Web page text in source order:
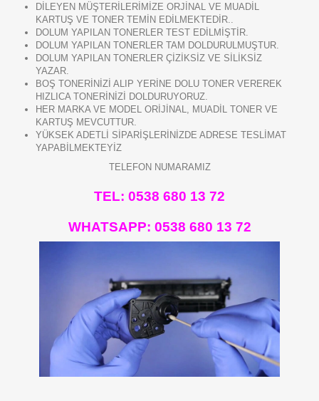
DİLEYEN MÜŞTERİLERİMİZE ORJİNAL VE MUADİL
KARTUŞ VE TONER TEMİN EDİLMEKTEDİR..
DOLUM YAPILAN TONERLER TEST EDİLMİŞTİR.
DOLUM YAPILAN TONERLER TAM DOLDURULMUŞTUR.
DOLUM YAPILAN TONERLER ÇİZİKSİZ VE SİLİKSİZ
YAZAR.
BOŞ TONERİNİZİ ALIP YERİNE DOLU TONER VEREREK
HIZLICA TONERİNİZİ DOLDURUYORUZ.
HER MARKA VE MODEL ORİJİNAL, MUADİL TONER VE
KARTUŞ MEVCUTTUR.
YÜKSEK ADETLİ SİPARİŞLERİNİZDE ADRESE TESLİMAT
YAPABİLMEKTEYİZ
TELEFON NUMARAMIZ
TEL: 0538 680 13 72
WHATSAPP: 0538 680 13 72